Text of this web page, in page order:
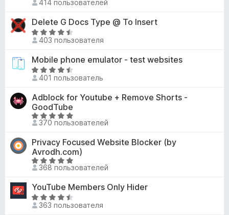
з
5
а
и
з
о
н
а
и
з
ц
е
н
е
о
н
а
,
2
и
5
414 пользователей
Delete G Docs Type @ To Insert
О
ц
е
н
е
о
н
а
,
3
и
з
5
403 пользователя
Mobile phone emulator - test websites
О
ц
е
н
е
н
н
а
4
7
и
з
401 пользователь
Adblock for Youtube + Remove Shorts -
GoodTube
О
ц
е
н
е
н
н
а
370 пользователей
Privacy Focused Website Blocker (by
Avrodh.com)
О
ц
е
н
е
368 пользователей
YouTube Members Only Hider
О
ц 363 пользователя